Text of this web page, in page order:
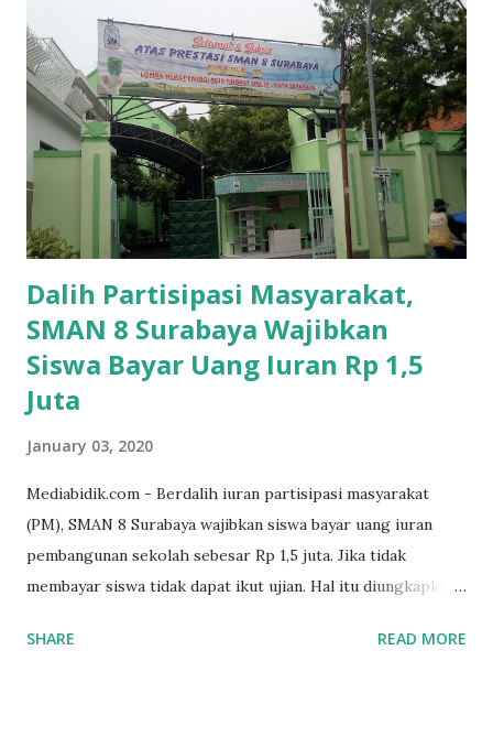
Dalih Partisipasi Masyarakat,
SMAN 8 Surabaya Wajibkan
Siswa Bayar Uang Iuran Rp 1,5
Juta
January 03, 2020
Mediabidik.com - Berdalih iuran partisipasi masyarakat
(PM), SMAN 8 Surabaya wajibkan siswa bayar uang iuran
pembangunan sekolah sebesar Rp 1,5 juta. Jika tidak
membayar siswa tidak dapat ikut ujian. Hal itu diungkapkan
SMAN 8 Jalan Iskandar Muda Surabaya mengatakan, ada
SHARE READ MORE